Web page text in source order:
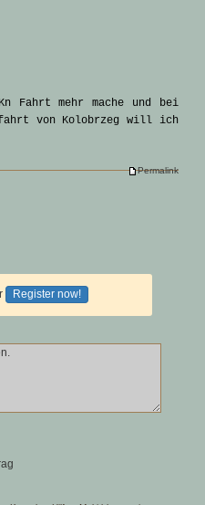
Fahrt mehr mache und bei
von Kolobrzeg will ich
Permalink
Register now!